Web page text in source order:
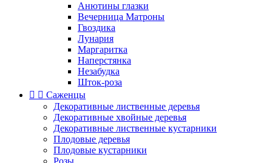
Анютины глазки
Вечерница Матроны
Гвоздика
Лунария
Маргаритка
Наперстянка
Незабудка
Шток-роза
  Саженцы
Декоративные лиственные деревья
Декоративные хвойные деревья
Декоративные лиственные кустарники
Плодовые деревья
Плодовые кустарники
Розы